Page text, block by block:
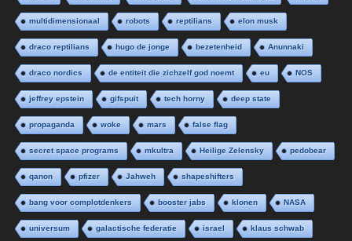
multidimensionaal robots reptilians elon musk
draco reptilians hugo de jonge bezetenheid Anunnaki
draco nordics de entiteit die zichzelf god noemt eu NOS
jeffrey epstein gifspuit tech horny deep state
propaganda woke mars false flag
secret space programs mkultra Heilige Zelensky pedobear
qanon pfizer Jahweh shapeshifters
bang voor complotdenkers booster jabs klonen NASA
universum galactische federatie israel klaus schwab